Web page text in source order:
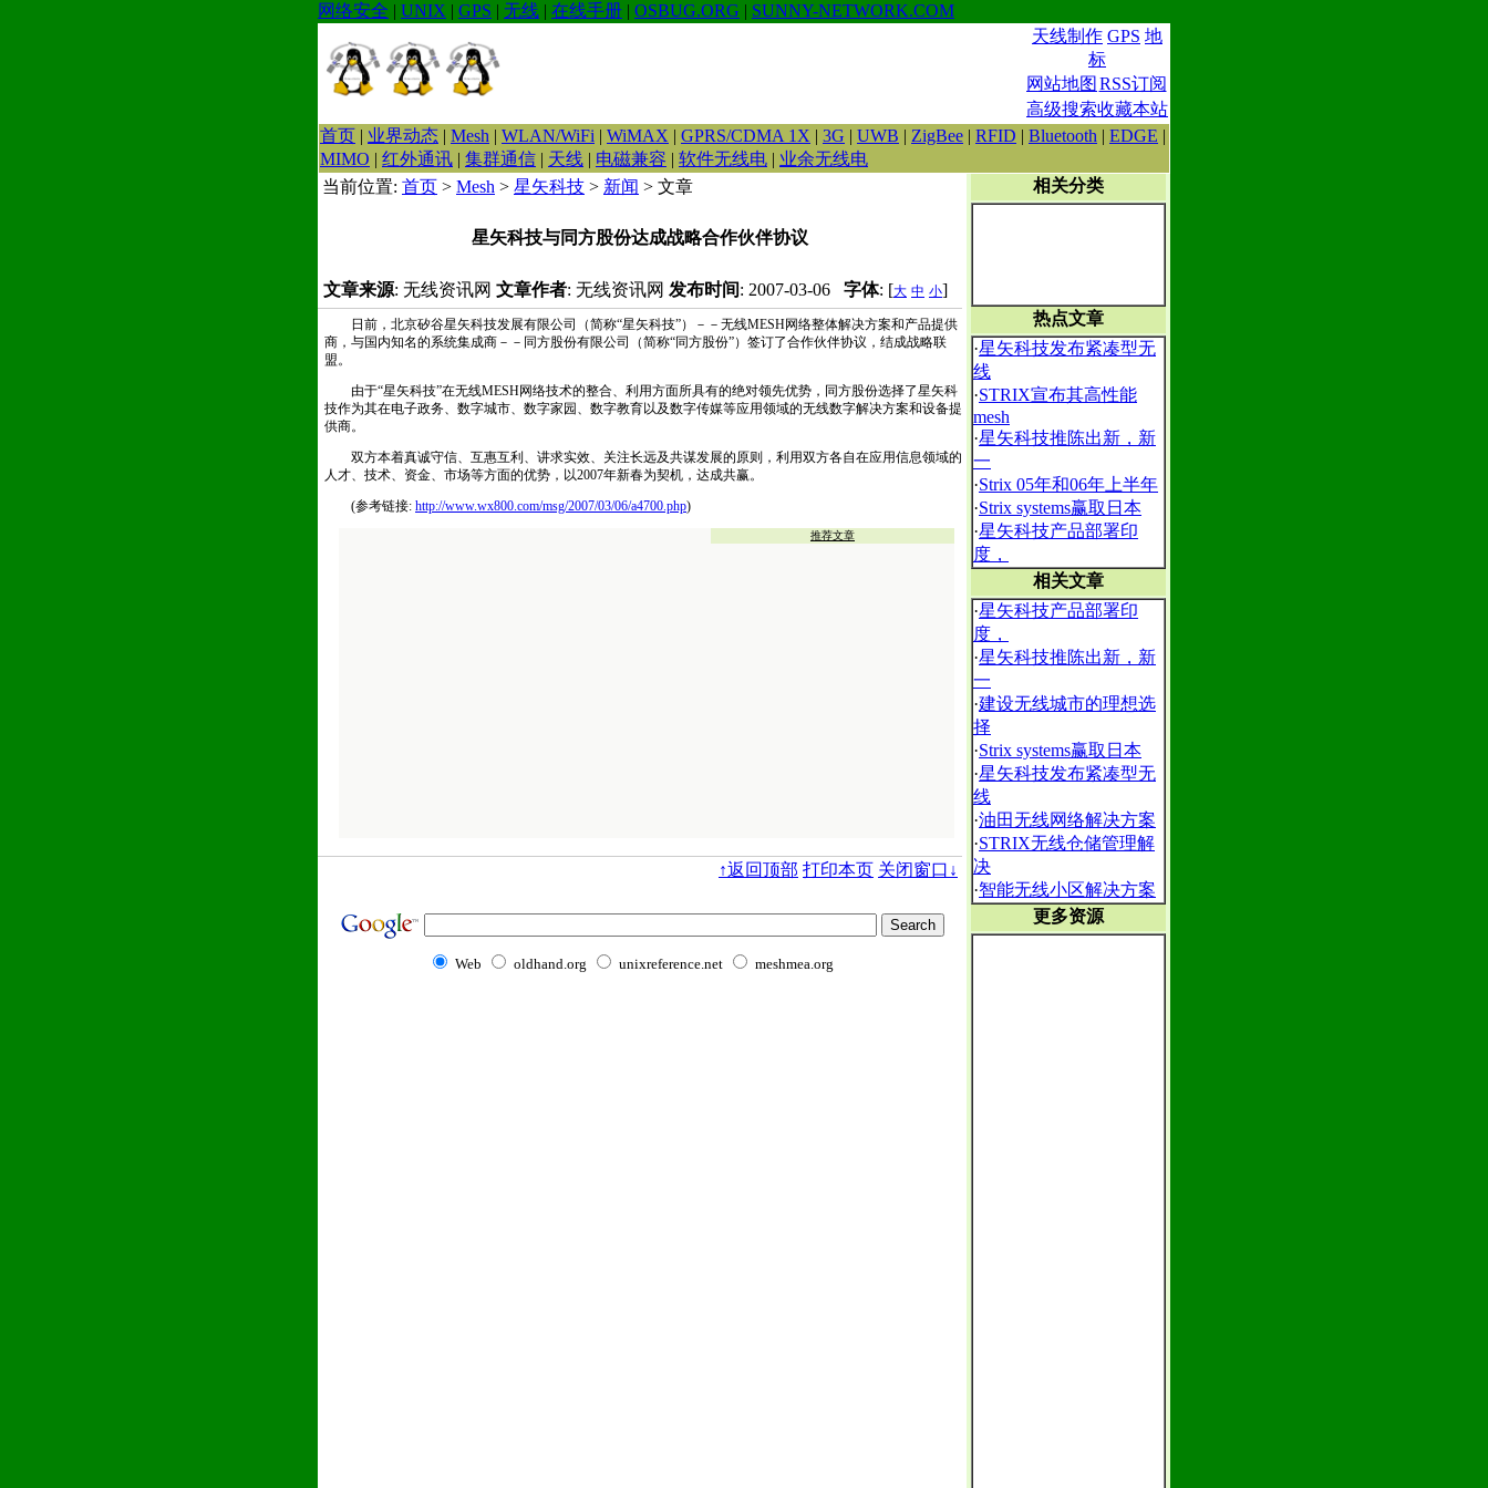
网络安全 | UNIX | GPS | 无线 | 在线手册 | OSBUG.ORG | SUNNY-NETWORK.COM
天线制作 GPS 地
标
网站地图 RSS订阅
高级搜索收藏本站
首页 | 业界动态 | Mesh | WLAN/WiFi | WiMAX | GPRS/CDMA 1X | 3G | UWB | ZigBee | RFID | Bluetooth | EDGE |
MIMO | 红外通讯 | 集群通信 | 天线 | 电磁兼容 | 软件无线电 | 业余无线电
当前位置: 首页 > Mesh > 星矢科技 > 新闻 > 文章
星矢科技与同方股份达成战略合作伙伴协议
文章来源: 无线资讯网 文章作者: 无线资讯网 发布时间: 2007-03-06 字体: [大 中 小]
日前，北京矽谷星矢科技发展有限公司（简称“星矢科技”）－－无线MESH网络整体解决方案和产品提供
商，与国内知名的系统集成商－－同方股份有限公司（简称“同方股份”）签订了合作伙伴协议，结成战略联
盟。
由于“星矢科技”在无线MESH网络技术的整合、利用方面所具有的绝对领先优势，同方股份选择了星矢科
技作为其在电子政务、数字城市、数字家园、数字教育以及数字传媒等应用领域的无线数字解决方案和设备提
供商。
双方本着真诚守信、互惠互利、讲求实效、关注长远及共谋发展的原则，利用双方各自在应用信息领域的
人才、技术、资金、市场等方面的优势，以2007年新春为契机，达成共赢。
(参考链接: http://www.wx800.com/msg/2007/03/06/a4700.php)
推荐文章
↑返回顶部 打印本页 关闭窗口↓
Web oldhand.org unixreference.net meshmea.org
相关分类
热点文章
·星矢科技发布紧凑型无
线
·STRIX宣布其高性能
mesh
·星矢科技推陈出新，新
一
·Strix 05年和06年上半年
·Strix systems赢取日本
·星矢科技产品部署印
度，
相关文章
·星矢科技产品部署印
度，
·星矢科技推陈出新，新
一
·建设无线城市的理想选
择
·Strix systems赢取日本
·星矢科技发布紧凑型无
线
·油田无线网络解决方案
·STRIX无线仓储管理解
决
·智能无线小区解决方案
更多资源